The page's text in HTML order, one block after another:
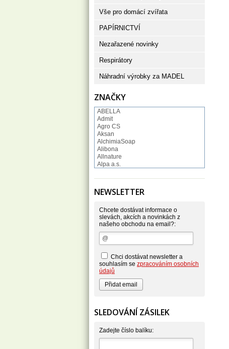
Vše pro domácí zvířata
PAPÍRNICTVÍ
Nezařazené novinky
Respirátory
Náhradní výrobky za MADEL
ZNAČKY
ABELLA
Admit
Agro CS
Aksan
AlchimiaSoap
Alibona
Allnature
Alpa a.s.
Alufix
Astonish
Atlantic
AutoMax Group
Axcentive
BaL
Bateria
Beauty Lille
Beiersdorf - Nivea
Bella
Benkor
BERGEN S. R. L.
Bettina Barty
Bio-repel
Bioclean
Biolit
BIOM s.r.o.
NEWSLETTER
Chcete dostávat informace o
slevách, akcích a novinkách z
našeho obchodu na email?:
Chci dostávat newsletter a
souhlasím se zpracováním osobních
údajů
SLEDOVÁNÍ ZÁSILEK
Zadejte číslo balíku: